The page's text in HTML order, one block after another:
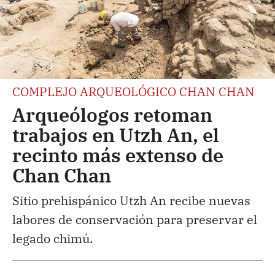
COMPLEJO ARQUEOLÓGICO CHAN CHAN
Arqueólogos retoman
trabajos en Utzh An, el
recinto más extenso de
Chan Chan
Sitio prehispánico Utzh An recibe nuevas
labores de conservación para preservar el
legado chimú.